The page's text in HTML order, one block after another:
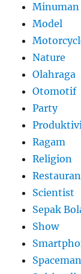
Minuman
Model
Nature
Olahraga
Otomotif
Party
Ragam
Religion
Scientist
Sepak
Show
Spaceman